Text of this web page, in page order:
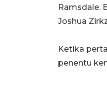
Ramsdale.
Joshua
Ketika
penentu